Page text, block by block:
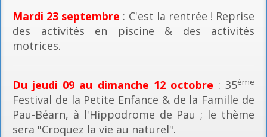
Mardi 23 septembre : C'est la rentrée ! Reprise
des activités en piscine & des activités
motrices.
Du jeudi 09 au dimanche 12 octobre : 35ème
Festival de la Petite Enfance & de la Famille de
Pau-Béarn, à l'Hippodrome de Pau ; le thème
sera "Croquez la vie au naturel".